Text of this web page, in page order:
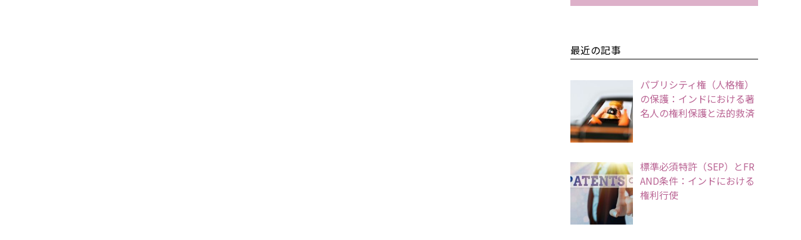
最近の記事
パブリシティ権（人格権）
の保護：インドにおける著
名人の権利保護と法的救済
標準必須特許（SEP）とFR
AND条件：インドにおける
権利行使